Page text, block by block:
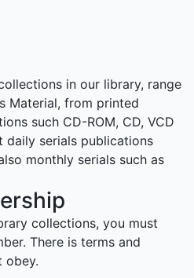
in our library, range
Material, from printed
such CD-ROM, CD, VCD
daily serials publications
monthly serials such as
collections, you must
There is terms and
obey.